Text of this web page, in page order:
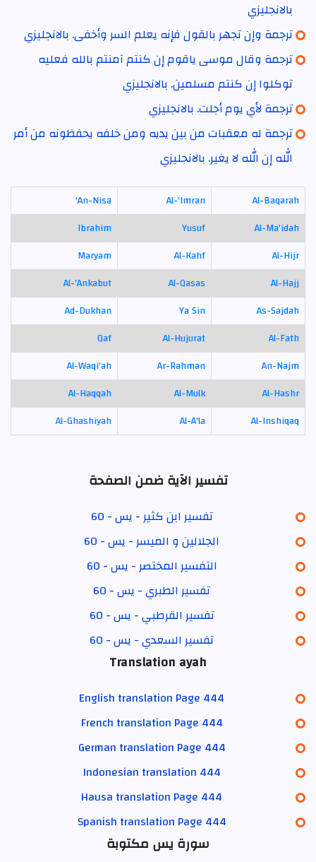
بالانجليزي
ترجمة وإن تجهر بالقول فإنه يعلم السر وأخفى. بالانجليزي
ترجمة وقال موسى ياقوم إن كنتم آمنتم بالله فعليه
توكلوا إن كنتم مسلمين. بالانجليزي
ترجمة لأي يوم أجلت. بالانجليزي
ترجمة له معقبات من بين يديه ومن خلفه يحفظونه من أمر
الله إن الله لا يغير. بالانجليزي
Al-Baqarah
Al-'Imran
An-Nisa'
Al-Ma'idah
Yusuf
Ibrahim
Al-Hijr
Al-Kahf
Maryam
Al-Hajj
Al-Qasas
Al-'Ankabut
As-Sajdah
Ya Sin
Ad-Dukhan
Al-Fath
Al-Hujurat
Qaf
An-Najm
Ar-Rahman
Al-Waqi'ah
Al-Hashr
Al-Mulk
Al-Haqqah
Al-Inshiqaq
Al-A'la
Al-Ghashiyah
تفسير الآية ضمن الصفحة
تفسير ابن كثير - يس - 60
الجلالين و الميسر - يس - 60
التفسير المختصر - يس - 60
تفسير الطبري - يس - 60
تفسير القرطبي - يس - 60
تفسير السعدي - يس - 60
Translation ayah
English translation Page 444
French translation Page 444
German translation Page 444
Indonesian translation 444
Hausa translation Page 444
Spanish translation Page 444
سورة يس مكتوبة